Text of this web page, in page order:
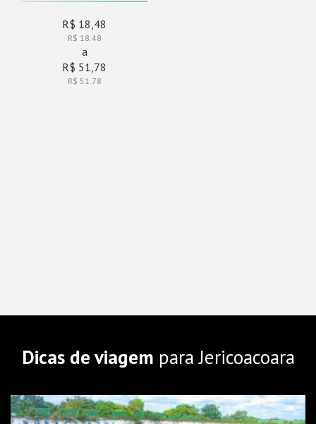
R$ 18,48
R$ 18.48
a
R$ 51,78
R$ 51.78
Dicas de viagem para Jericoacoara